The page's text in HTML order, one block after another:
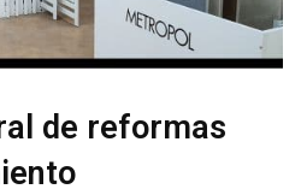
de reformas